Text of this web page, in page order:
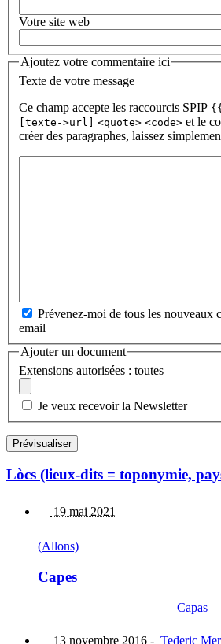
Votre site web
Ajoutez votre commentaire ici
Texte de votre message
Ce champ accepte les raccourcis SPIP
[texte->url]
<quote> <code> et le
créer des paragraphes, laissez
Prévenez-moi de tous les nouveaux
email
Ajouter un document
Extensions autorisées : toutes
Je veux recevoir la Newsletter
Lòcs (lieux-dits = toponymie,
19 mai 2021
(Allons)
Capes
Capas
13 novembre 2016 - Tederic